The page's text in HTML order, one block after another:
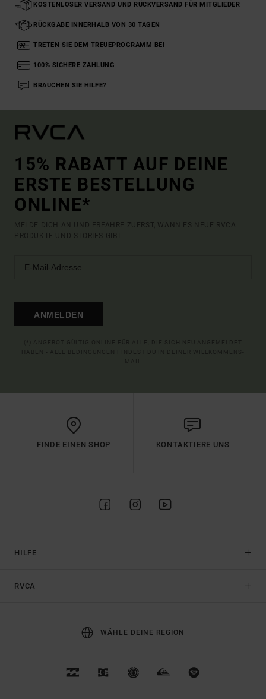
KOSTENLOSER VERSAND UND RÜCKVERSAND FÜR MITGLIEDER
RÜCKGABE INNERHALB VON 30 TAGEN
TRETEN SIE DEM TREUEPROGRAMM BEI
100% SICHERE ZAHLUNG
BRAUCHEN SIE HILFE?
15% RABATT AUF DEINE
ERSTE BESTELLUNG
ONLINE*
MELDE DICH AN UND ERFAHRE ZUERST, WANN ES NEUE RVCA
PRODUKTE UND STORIES GIBT.
ANMELDEN
FINDE EINEN SHOP KONTAKTIERE UNS
HILFE
RVCA
WÄHLE DEINE REGION